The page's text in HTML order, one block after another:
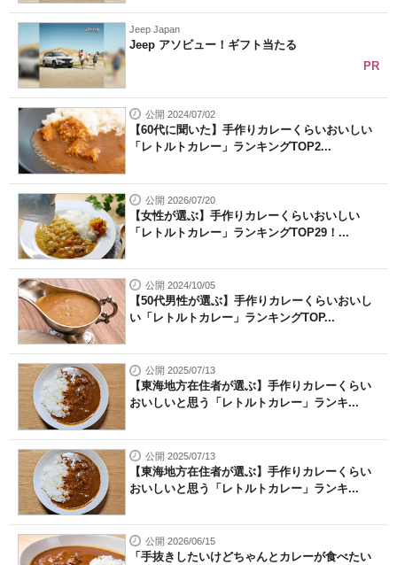
電子設計の基本と応用
エネルギーの専門メディア
ちょっと気になるネットの話題
Jeep Japan
Jeep アソビュー！ギフト当たる
PR
公開 2024/07/02
【60代に聞いた】手作りカレーくらいおいしい
「レトルトカレー」ランキングTOP2...
公開 2026/07/20
【女性が選ぶ】手作りカレーくらいおいしい
「レトルトカレー」ランキングTOP29！...
公開 2024/10/05
【50代男性が選ぶ】手作りカレーくらいおいし
い「レトルトカレー」ランキングTOP...
公開 2025/07/13
【東海地方在住者が選ぶ】手作りカレーくらい
おいしいと思う「レトルトカレー」ランキ...
公開 2025/07/13
【東海地方在住者が選ぶ】手作りカレーくらい
おいしいと思う「レトルトカレー」ランキ...
公開 2026/06/15
「手抜きしたいけどちゃんとカレーが食べたい